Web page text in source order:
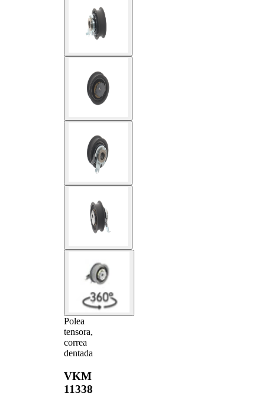
Polea
tensora,
correa
dentada
VKM
11338